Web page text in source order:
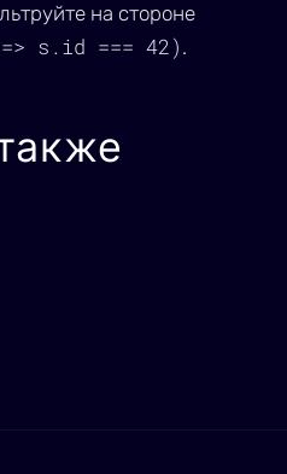
на стороне
s.id === 42) .